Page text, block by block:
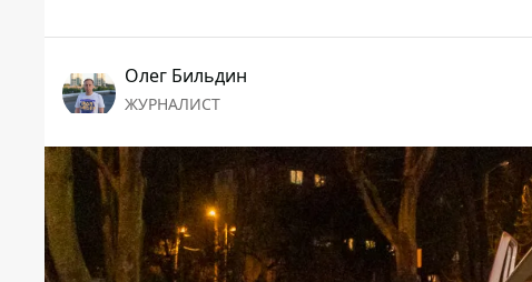
Олег Бильдин
ЖУРНАЛИСТ